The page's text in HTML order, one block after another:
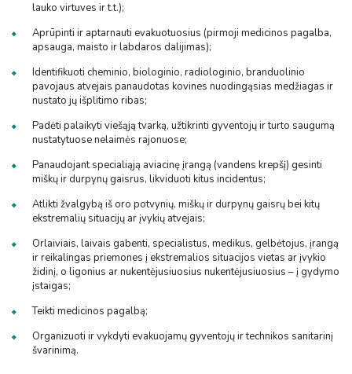
lauko virtuves ir t.t.);
Aprūpinti ir aptarnauti evakuotuosius (pirmoji medicinos pagalba,
apsauga, maisto ir labdaros dalijimas);
Identifikuoti cheminio, biologinio, radiologinio, branduolinio
pavojaus atvejais panaudotas kovines nuodingąsias medžiagas ir
nustato jų išplitimo ribas;
Padėti palaikyti viešąją tvarką, užtikrinti gyventojų ir turto saugumą
nustatytuose nelaimės rajonuose;
Panaudojant specialiąją aviacinę įrangą (vandens krepšį) gesinti
miškų ir durpynų gaisrus, likviduoti kitus incidentus;
Atlikti žvalgybą iš oro potvynių, miškų ir durpynų gaisrų bei kitų
ekstremalių situacijų ar įvykių atvejais;
Orlaiviais, laivais gabenti, specialistus, medikus, gelbėtojus, įrangą
ir reikalingas priemones į ekstremalios situacijos vietas ar įvykio
židinį, o ligonius ar nukentėjusiuosius nukentėjusiuosius – į gydymo
įstaigas;
Teikti medicinos pagalbą;
Organizuoti ir vykdyti evakuojamų gyventojų ir technikos sanitarinį
švarinimą.